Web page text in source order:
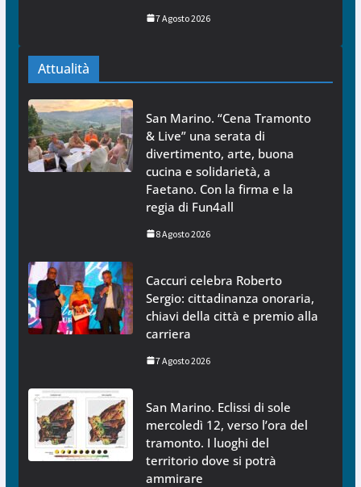
7 Agosto 2026
Attualità
San Marino. “Cena Tramonto
& Live” una serata di
divertimento, arte, buona
cucina e solidarietà, a
Faetano. Con la firma e la
regia di Fun4all
8 Agosto 2026
Caccuri celebra Roberto
Sergio: cittadinanza onoraria,
chiavi della città e premio alla
carriera
7 Agosto 2026
San Marino. Eclissi di sole
mercoledì 12, verso l’ora del
tramonto. I luoghi del
territorio dove si potrà
ammirare